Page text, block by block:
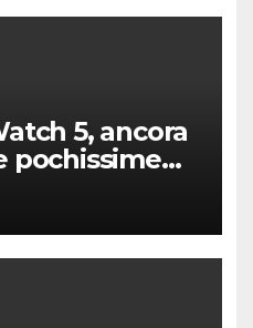
5, ancora
pochissime